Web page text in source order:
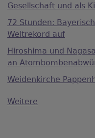
Gesellschaft und als
72 Stunden:
Weltrekord auf
Hiroshima und
an
Weidenkirche
Weitere